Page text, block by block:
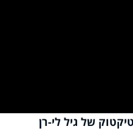
של גיל לי-רן